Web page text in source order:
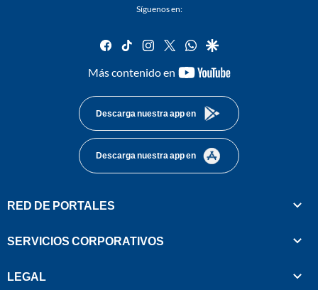
Síguenos en:
facebook
tiktok instagram
twitterwhatsapp
google
Más contenido en
youtube-
Descarga nuestra app en
Descarga nuestra app en
RED DE PORTALES
SERVICIOS CORPORATIVOS
LEGAL